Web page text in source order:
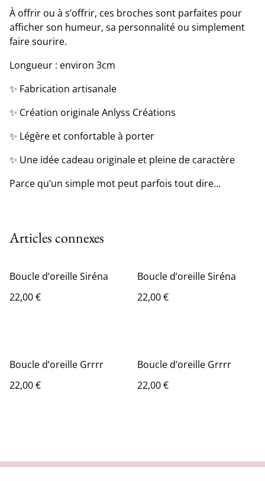
À offrir ou à s’offrir, ces broches sont parfaites pour
afficher son humeur, sa personnalité ou simplement
faire sourire.
Longueur : environ 3cm
✨ Fabrication artisanale
✨ Création originale Anlyss Créations
✨ Légère et confortable à porter
✨ Une idée cadeau originale et pleine de caractère
Parce qu’un simple mot peut parfois tout dire…
Articles connexes
Boucle d’oreille Siréna
22,00 €
Boucle d’oreille Siréna
22,00 €
Boucle d’oreille Grrrr
22,00 €
Boucle d’oreille Grrrr
22,00 €